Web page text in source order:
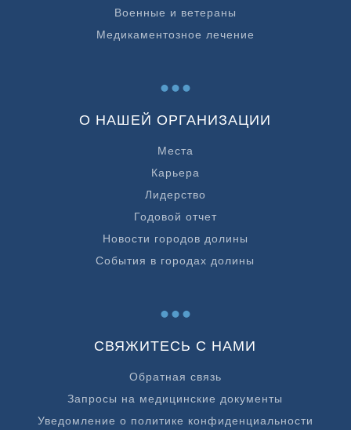
Военные и ветераны
Медикаментозное лечение
...
О НАШЕЙ ОРГАНИЗАЦИИ
Места
Карьера
Лидерство
Годовой отчет
Новости городов долины
События в городах долины
...
СВЯЖИТЕСЬ С НАМИ
Обратная связь
Запросы на медицинские документы
Уведомление о политике конфиденциальности